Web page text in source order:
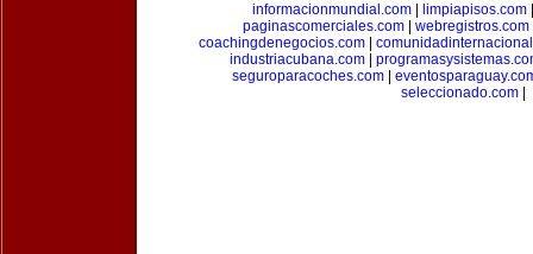
informacionmundial.com| limpiapisos.com
paginascomerciales.com| webregistros.com
coachingdenegocios.com
industriacubana.com
seguroparacoches.com|
seleccionado.com|